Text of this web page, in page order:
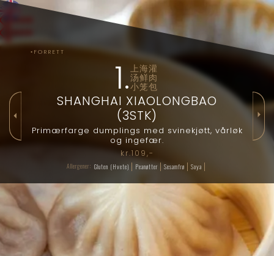
⏴
◦FORRETT
1.上海灌
汤鲜肉
小笼包
SHANGHAI XIAOLONGBAO
(3STK)
Primærfarge dumplings med svinekjøtt, vårløk
og ingefær.
kr.109,-
Allergener: Gluten (Hvete) Peanøtter Sesamfrø Soya
⏵